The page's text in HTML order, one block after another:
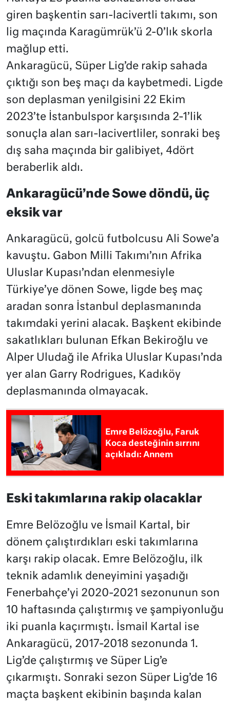
giren başkentin sarı-lacivertli takımı, son
lig maçında Karagümrük’ü 2-0’lık skorla
mağlup etti.
Ankaragücü, Süper Lig’de rakip sahada
çıktığı son beş maçı da kaybetmedi. Ligde
son deplasman yenilgisini 22 Ekim
2023’te İstanbulspor karşısında 2-1’lik
sonuçla alan sarı-lacivertliler, sonraki beş
dış saha maçında bir galibiyet, 4dört
beraberlik aldı.
Ankaragücü’nde Sowe döndü, üç
eksik var
Ankaragücü, golcü futbolcusu Ali Sowe’a
kavuştu. Gabon Milli Takımı’nın Afrika
Uluslar Kupası’ndan elenmesiyle
Türkiye’ye dönen Sowe, ligde beş maç
aradan sonra İstanbul deplasmanında
takımdaki yerini alacak. Başkent ekibinde
sakatlıkları bulunan Efkan Bekiroğlu ve
Alper Uludağ ile Afrika Uluslar Kupası’nda
yer alan Garry Rodrigues, Kadıköy
deplasmanında olmayacak.
Emre Belözoğlu, Faruk
Koca desteğinin sırrını
açıkladı: Annem
Eski takımlarına rakip olacaklar
Emre Belözoğlu ve İsmail Kartal, bir
dönem çalıştırdıkları eski takımlarına
karşı rakip olacak. Emre Belözoğlu, ilk
teknik adamlık deneyimini yaşadığı
Fenerbahçe’yi 2020-2021 sezonunun son
10 haftasında çalıştırmış ve şampiyonluğu
iki puanla kaçırmıştı. İsmail Kartal ise
Ankaragücü, 2017-2018 sezonunda 1.
Lig’de çalıştırmış ve Süper Lig’e
çıkarmıştı. Sonraki sezon Süper Lig’de 16
maçta başkent ekibinin başında kalan